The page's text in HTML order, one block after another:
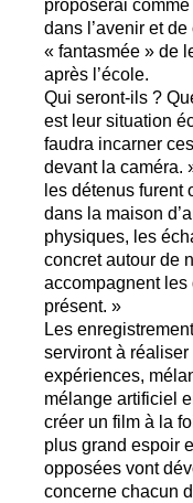
proposerai
dans l’avenir et
« fantasmée » de
après l’école.
Qui seront-ils ?
est leur situation
faudra incarner
devant la caméra.
les détenus furent
dans la maison
physiques, les
concret autour de
accompagnent les
présent. »
Les
serviront à
expériences,
mélange artificiel
créer un film à la
plus grand espoir
opposées vont
concerne chacun